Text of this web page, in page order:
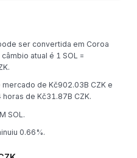
ser convertida em Coroa
atual é 1 SOL =
de Kč902.03B CZK e
de Kč31.87B CZK.
SOL.
0.66%.